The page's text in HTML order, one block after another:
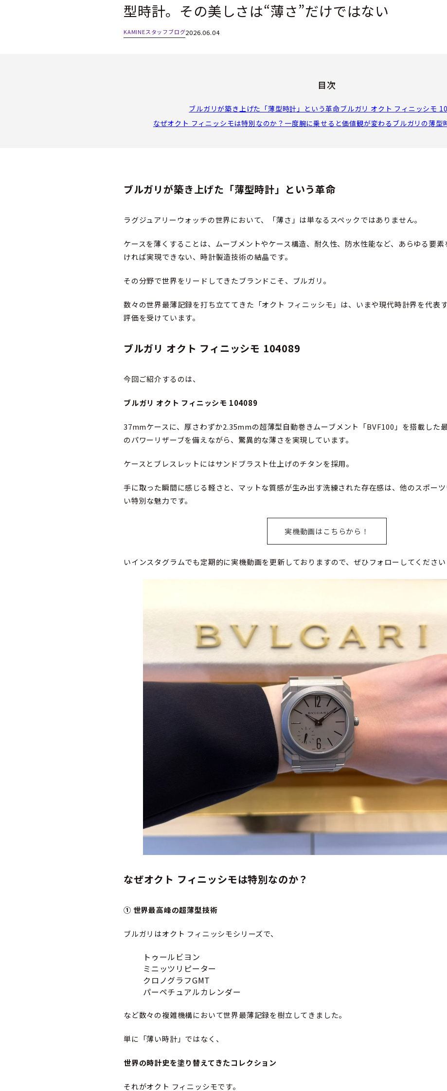
型時計。その美しさは“薄さ”だけではない
KAMINEスタッフブログ2026.06.04
目次
ブルガリが築き上げた「薄型時計」という革命ブルガリ オクト フィニッシモ
なぜオクト フィニッシモは特別なのか？ 一度腕に乗せると価値観が変わる ブルガリの薄型
ブルガリが築き上げた「薄型時計」という革命
ラグジュアリーウォッチの世界において、「薄さ」は単なるスペックではありません。
ケースを薄くすることは、ムーブメントやケース構造、耐久性、防水性能など、あらゆる要
ければ実現できない、時計製造技術の結晶です。
その分野で世界をリードしてきたブランドこそ、ブルガリ。
数々の世界最薄記録を打ち立ててきた「オクト フィニッシモ」は、いまや現代時計界を代表
評価を受けています。
ブルガリ オクト フィニッシモ 104089
今回ご紹介するのは、
ブルガリ オクト フィニッシモ 104089
37mmケースに、厚さわずか2.35mmの超薄型自動巻きムーブメント「BVF100」を搭載した
のパワーリザーブを備えながら、驚異的な薄さを実現しています。
ケースとブレスレットにはサンドブラスト仕上げのチタンを採用。
手に取った瞬間に感じる軽さと、マットな質感が生み出す洗練された存在感は、他のスポー
い特別な魅力です。
実機動画はこちらから！
いインスタグラムでも定期的に実機動画を更新しておりますので、ぜひフォローしてください
なぜオクト フィニッシモは特別なのか？
① 世界最高峰の超薄型技術
ブルガリはオクト フィニッシモシリーズで、
トゥールビヨン
ミニッツリピーター
クロノグラフGMT
パーペチュアルカレンダー
など数々の複雑機構において世界最薄記録を樹立してきました。
単に「薄い時計」ではなく、
世界の時計史を塗り替えてきたコレクション
それがオクト フィニッシモです。